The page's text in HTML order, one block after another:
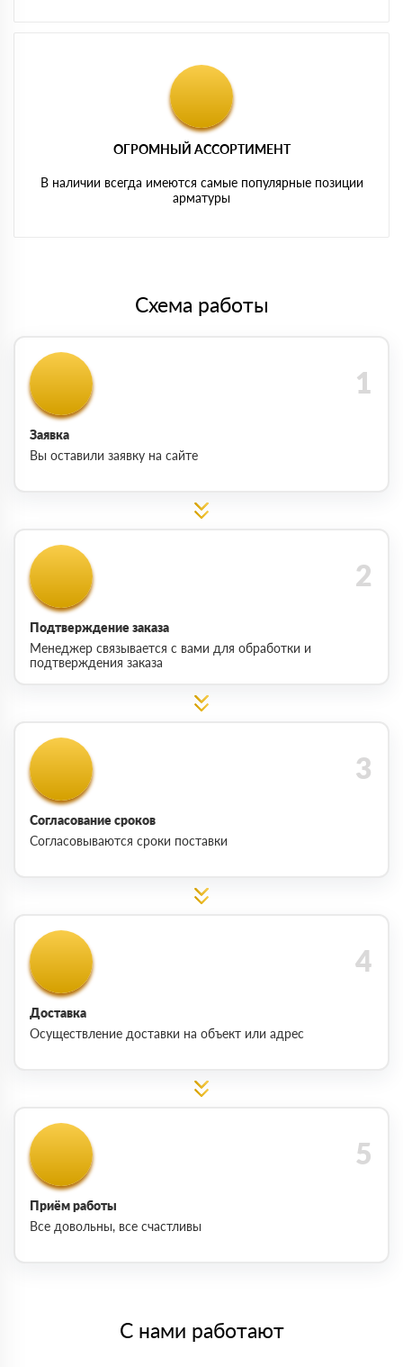
ОГРОМНЫЙ АССОРТИМЕНТ
В наличии всегда имеются самые популярные позиции
арматуры
Схема работы
Заявка
Вы оставили заявку на сайте
Подтверждение заказа
Менеджер связывается с вами для обработки и
подтверждения заказа
Согласование сроков
Согласовываются сроки поставки
Доставка
Осуществление доставки на объект или адрес
Приём работы
Все довольны, все счастливы
С нами работают